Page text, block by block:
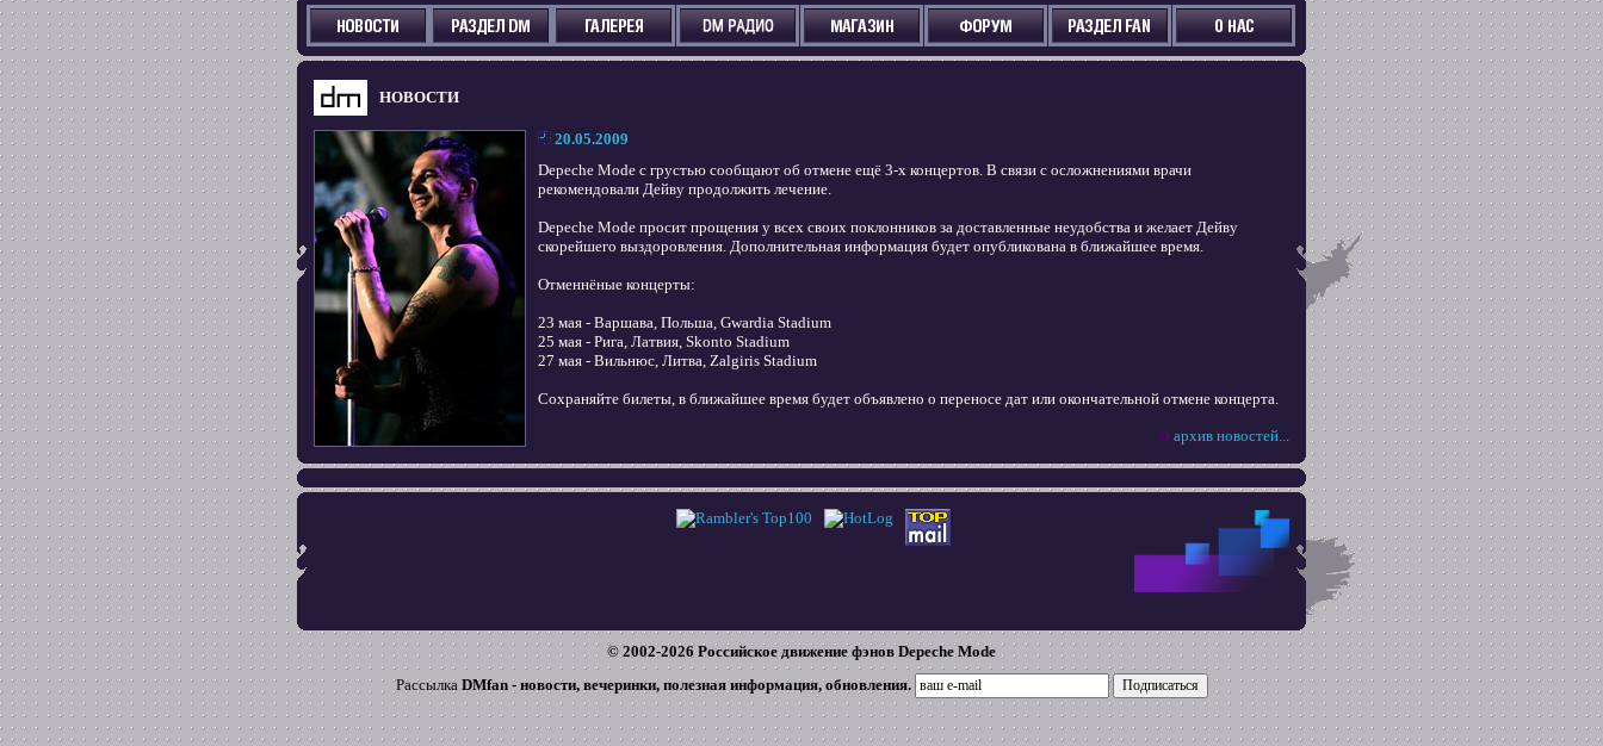
НОВОСТИ
20.05.2009
Depeche Mode с грустью сообщают об отмене ещё 3-х концертов. В связи с осложнениями врачи
рекомендовали Дейву продолжить лечение.
Depeche Mode просит прощения у всех своих поклонников за доставленные неудобства и желает Дейву
скорейшего выздоровления. Дополнительная информация будет опубликована в ближайшее время.
Отменнёные концерты:
23 мая - Варшава, Польша, Gwardia Stadium
25 мая - Рига, Латвия, Skonto Stadium
27 мая - Вильнюс, Литва, Zalgiris Stadium
Сохраняйте билеты, в ближайшее время будет объявлено о переносе дат или окончательной отмене концерта.
архив новостей...
© 2002-2026 Российское движение фэнов Depeche Mode
Рассылка DMfan - новости, вечеринки, полезная информация, обновления.